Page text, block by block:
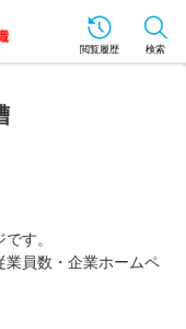
閲覧履歴 検索
す。
業員数・企業ホームペ